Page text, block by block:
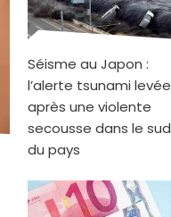
Séisme au Japon :
l’alerte tsunami levée
après une violente
secousse dans le sud
du pays